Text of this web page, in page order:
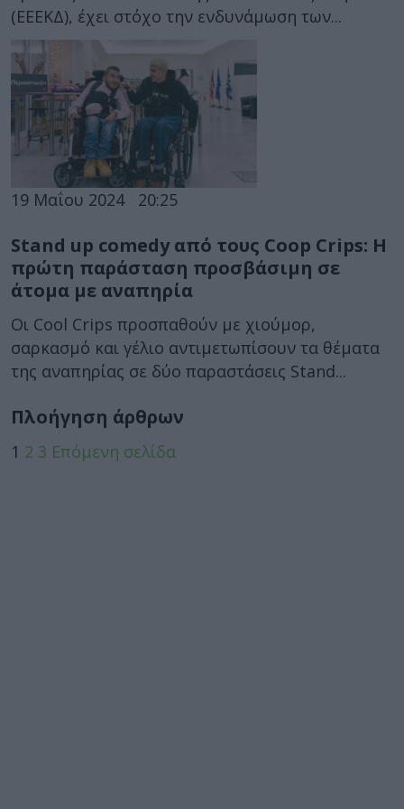
(ΕΕΕΚΔ), έχει στόχο την ενδυνάμωση των...
19 Μαΐου 2024 20:25
Stand up comedy από τους Coop Crips: Η
πρώτη παράσταση προσβάσιμη σε
άτομα με αναπηρία
Οι Cool Crips προσπαθούν με χιούμορ,
σαρκασμό και γέλιο αντιμετωπίσουν τα θέματα
της αναπηρίας σε δύο παραστάσεις Stand...
Πλοήγηση άρθρων
1 2 3 Επόμενη σελίδα